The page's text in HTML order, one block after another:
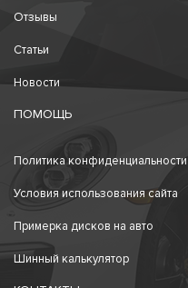
Отзывы
Статьи
Новости
ПОМОЩЬ
Политика конфиденциальности
Условия использования сайта
Примерка дисков на авто
Шинный калькулятор